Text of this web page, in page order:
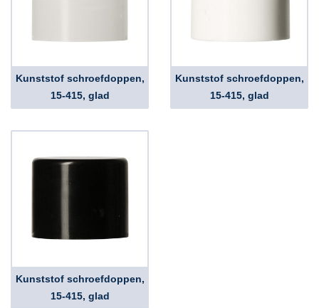
Kunststof schroefdoppen,
15-415, glad
Kunststof schroefdoppen,
15-415, glad
Kunststof schroefdoppen,
15-415, glad